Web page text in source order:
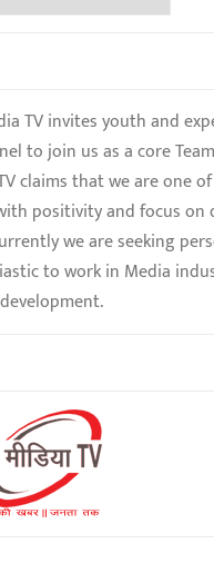
TV invites youth and
to join us as a core
claims that we are one
positivity and focus on
we are seeking
to work in Media